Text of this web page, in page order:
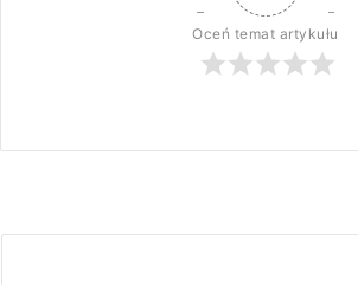
Oceń temat artykułu